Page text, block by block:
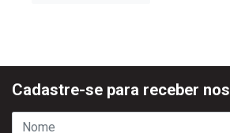
Cadastre-se para receber